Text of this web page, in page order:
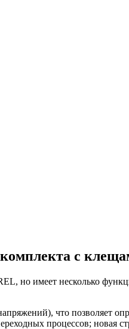
с
но имеет несколько
что позволяет
процессов; новая